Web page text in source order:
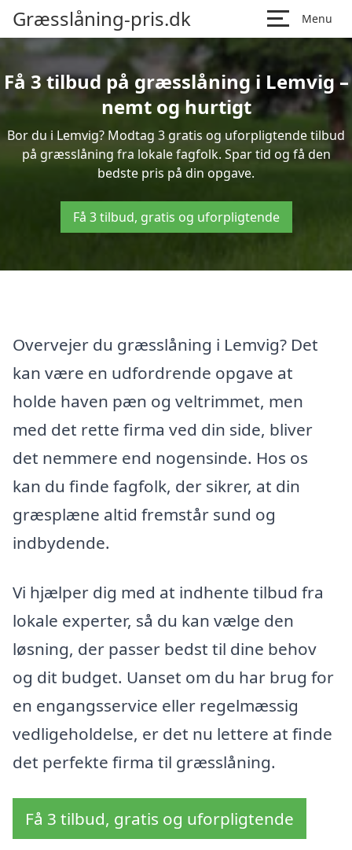
Græsslåning-pris.dk Menu
Få 3 tilbud på græsslåning i Lemvig –
nemt og hurtigt
Bor du i Lemvig? Modtag 3 gratis og uforpligtende tilbud
på græsslåning fra lokale fagfolk. Spar tid og få den
bedste pris på din opgave.
Få 3 tilbud, gratis og uforpligtende
Overvejer du græsslåning i Lemvig? Det
kan være en udfordrende opgave at
holde haven pæn og veltrimmet, men
med det rette firma ved din side, bliver
det nemmere end nogensinde. Hos os
kan du finde fagfolk, der sikrer, at din
græsplæne altid fremstår sund og
indbydende.
Vi hjælper dig med at indhente tilbud fra
lokale experter, så du kan vælge den
løsning, der passer bedst til dine behov
og dit budget. Uanset om du har brug for
en engangsservice eller regelmæssig
vedligeholdelse, er det nu lettere at finde
det perfekte firma til græsslåning.
Få 3 tilbud, gratis og uforpligtende